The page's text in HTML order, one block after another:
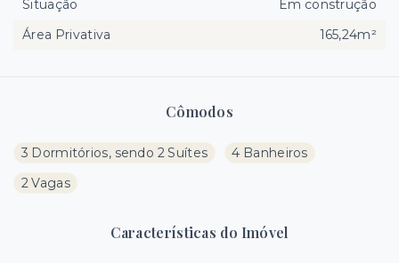
Cômodos
3 Dormitórios, sendo 2 Suítes
4 Banheiros
2 Vagas
Características do Imóvel
Situação
Em construção
Área Privativa
165,24m²